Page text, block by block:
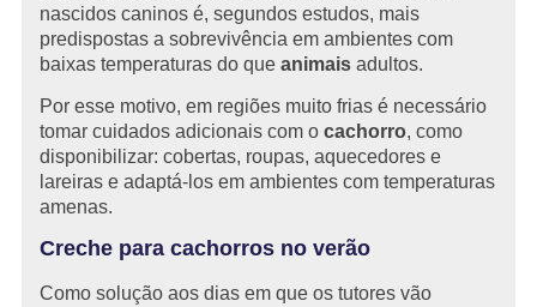
nascidos caninos é, segundos estudos, mais
predispostas a sobrevivência em ambientes com
baixas temperaturas do que animais adultos.
Por esse motivo, em regiões muito frias é necessário
tomar cuidados adicionais com o cachorro, como
disponibilizar: cobertas, roupas, aquecedores e
lareiras e adaptá-los em ambientes com temperaturas
amenas.
Creche para cachorros no verão
Como solução aos dias em que os tutores vão